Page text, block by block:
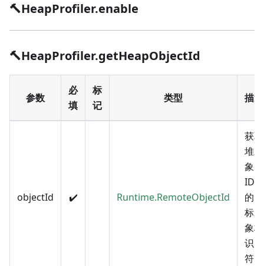
🔨HeapProfiler.enable
🔨HeapProfiler.getHeapObjectId
参数
必
填
标
记
类型 描述
objectId ✔️ Runtime.RemoteObjectId
获取
堆对
象
ID
的目
标对
象标
识
符。